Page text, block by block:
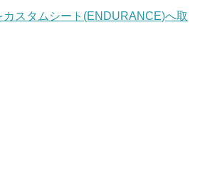
スタムシート(ENDURANCE)へ取